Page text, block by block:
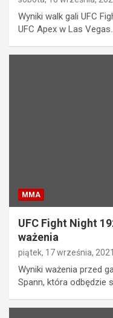
Wyniki walk gali UFC
UFC Apex w Las
MMA
UFC Fight Night
ważenia
piątek, 17 września, 2021
Wyniki ważenia przed
Spann, która odbędzie